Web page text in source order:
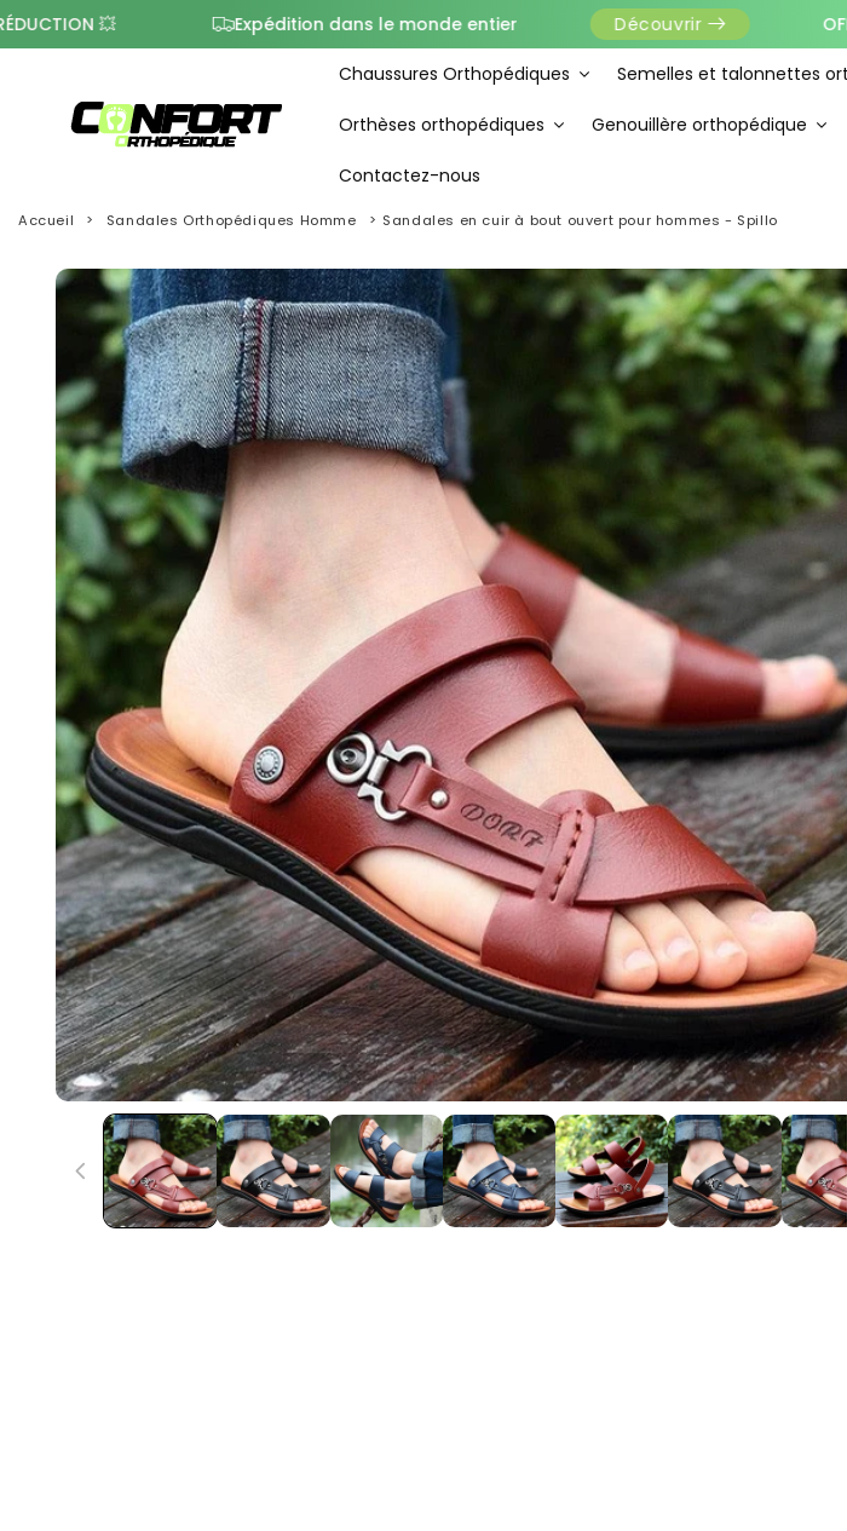
💥 Expédition dans le monde entier Découvrir OFFRES
Chaussures Orthopédiques Semelles et talonnettes
Orthèses orthopédiques Genouillère orthopédique
Contactez-nous
Accueil Sandales Orthopédiques Homme Sandales en cuir à bout ouvert pour hommes - Spillo
✨